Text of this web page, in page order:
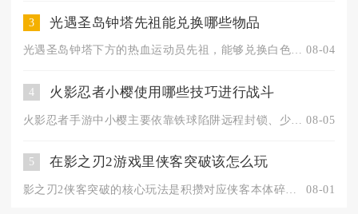
3 光遇圣岛钟塔先祖能兑换哪些物品
光遇圣岛钟塔下方的热血运动员先祖，能够兑换白色总裁发型、浅蓝... 08-04
4 火影忍者小樱使用哪些技巧进行战斗
08-05
5 在影之刃2游戏里侠客突破该怎么玩
08-01